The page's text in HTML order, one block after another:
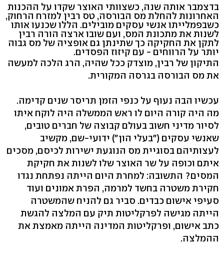
בדצמבר אותה שנה, כשצוותי האוצר שקדו על ההכנות
האחרונות להחלת מס הבורסה, טס רבין למזרח הרחוק,
כשבפמלייתו אנשי עסקים מובילים. הללו שכנעו אותו
לשנות את מתכונת המס, ועם שובו ארצה הורה רבין
לתקן את החקיקה כך שתינתן גם אופציה של מס גבוה
יותר על הרווחים - עם קיזוז הפסדים.
התיקון של רבין, מוצדק ככל שהיה, הרג הלכה למעשה
את מס הבורסה בגרסה המקורית.
עכשיו הבה נעוף על כנפי הזמן תריסר שנים קדימה.
מה היה קורה היום לו ראש הממשלה היה לוקח איתו
לסיור מדיני חשוב בעולם קבוצה של חברים טובים,
שאנשי עסקים ("בעלי הון") ידועי-שם, מקשיב
לעצותיהם בסוגיית מס הנוגעת ישירות לכיסם, מסכים
איתם וכופה על שר האוצר שלו לשנות את חקיקת
המסים? התשובה: למחרת היום הייתה נפתחת נגדו
חקירת משטרה בחשד למרמה, הפרת אמונים ועוד
סעיפי אישום כבדים. סביר גם להניח שהמשטרה
הייתה מגישה לפרקליטות תיק עם המלצה להגשת
כתב אישום, ופרקליטות המדינה הייתה מאמצת את
ההמלצה.